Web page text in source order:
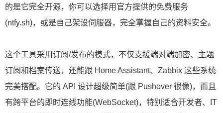
的是它完全开源，你可以选择用官方提供的免费服务
(ntfy.sh)，或是自己架设伺服器，完全掌握自己的资料安全。
这个工具采用订阅/发布的模式，不仅支援端对端加密、主题
订阅和档案传送，还能跟 Home Assistant、Zabbix 这些系统
完美搭配。它的 API 设计超级简单(跟 Pushover 很像)，而且
有跨平台的即时连线功能(WebSocket)，特别适合开发者、IT